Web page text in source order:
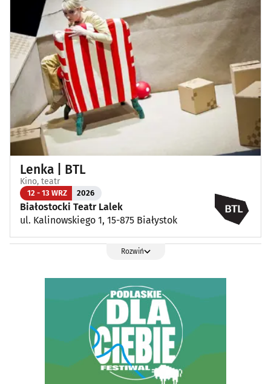
Lenka | BTL
Kino, teatr
12 - 13 WRZ 2026
Białostocki Teatr Lalek
ul. Kalinowskiego 1, 15-875 Białystok
Rozwiń